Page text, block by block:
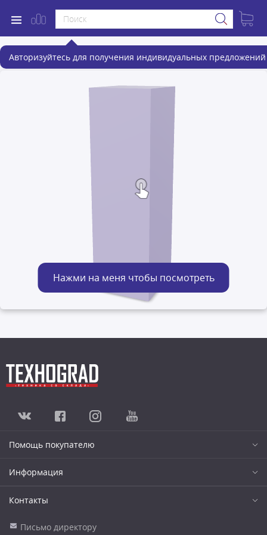
Авторизуйтесь для получения индивидуальных предложений
Нажми на меня чтобы посмотреть
Помощь покупателю
Информация
Контакты
Письмо директору